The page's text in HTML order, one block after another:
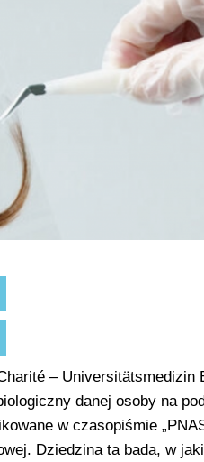
– Universitätsmedizin
danej osoby na
w czasopiśmie
Dziedzina ta bada, w